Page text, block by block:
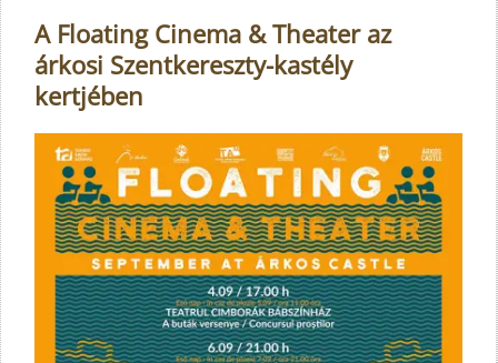
A Floating Cinema & Theater az
árkosi Szentkereszty-kastély
kertjében